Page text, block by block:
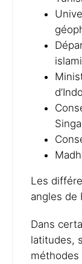
Les
angles de
Dans
latitudes,
méthodes